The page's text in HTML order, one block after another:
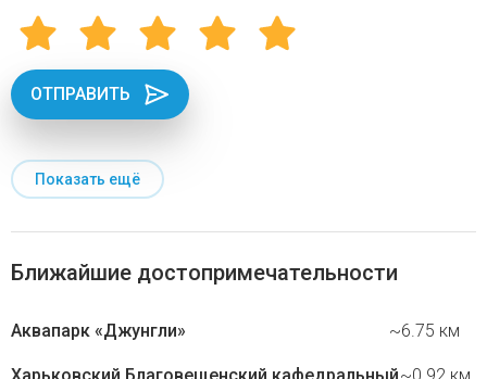
ОТПРАВИТЬ
Показать ещё
Ближайшие достопримечательности
Аквапарк «Джунгли» ~6.75 км
Харьковский Благовещенский кафедральный~0.92 км